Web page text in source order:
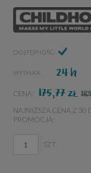
DOSTĘPNOŚĆ:
WYSYŁKA: 24 h
CENA: 175,77 ZŁ
NAJNIŻSZA CENA Z 30
PROMOCJĄ:
SZT.